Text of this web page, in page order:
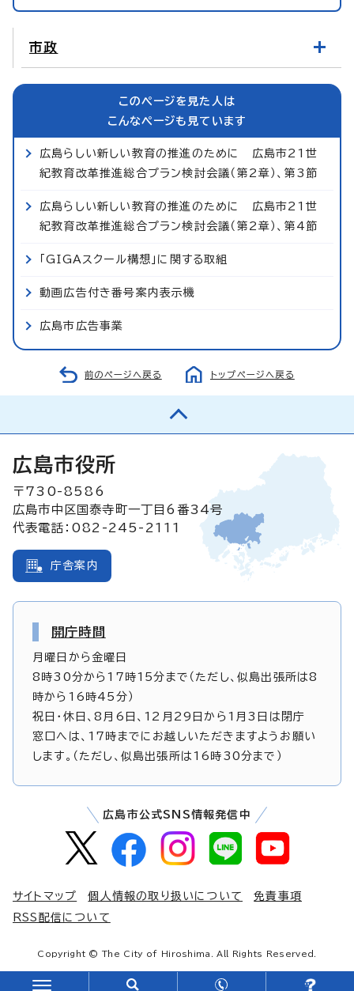
市政
このページを見た人は
こんなページも見ています
広島らしい新しい教育の推進のために 広島市21世
紀教育改革推進総合プラン検討会議（第2章）、第3節
広島らしい新しい教育の推進のために 広島市21世
紀教育改革推進総合プラン検討会議（第2章）、第4節
「GIGAスクール構想」に関する取組
動画広告付き番号案内表示機
広島市広告事業
前のページへ戻る トップページへ戻る
広島市役所
〒730-8586
広島市中区国泰寺町一丁目6番34号
代表電話：082-245-2111
庁舎案内
開庁時間
月曜日から金曜日
8時30分から17時15分まで（ただし、似島出張所は8
時から16時45分）
祝日・休日、8月6日、12月29日から1月3日は閉庁
窓口へは、17時までにお越しいただきますようお願い
します。（ただし、似島出張所は16時30分まで）
広島市公式SNS情報発信中
サイトマップ 個人情報の取り扱いについて
免責事項
RSS配信について
Copyright © The City of Hiroshima. All Rights Reserved.